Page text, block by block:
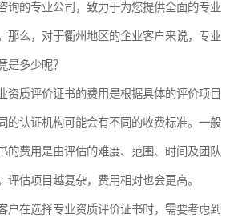
询的专业公司，致力于为您提供全面的专业
那么，对于衢州地区的企业客户来说，专业
是多少呢？
资质评价证书的费用是根据具体的评价项目
的认证机构可能会有不同的收费标准。一般
的费用是由评估的难度、范围、时间及团队
评估项目越复杂，费用相对也会更高。
户在选择专业资质评价证书时，需要考虑到